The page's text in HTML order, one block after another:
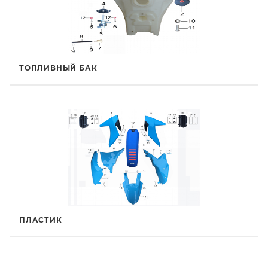
ТОПЛИВНЫЙ БАК
ПЛАСТИК